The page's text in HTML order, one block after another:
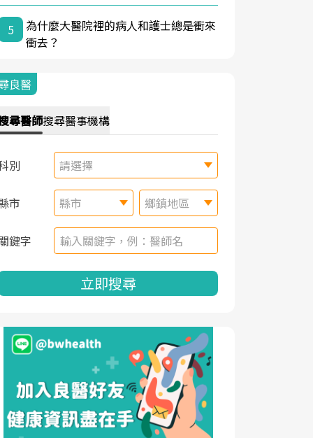
5
為什麼大醫院裡的病人和護士總是衝來
衝去？
良醫
尋醫師搜尋醫事機構
別 請選擇
市 縣市 鄉鎮地區
鍵字
立即搜尋